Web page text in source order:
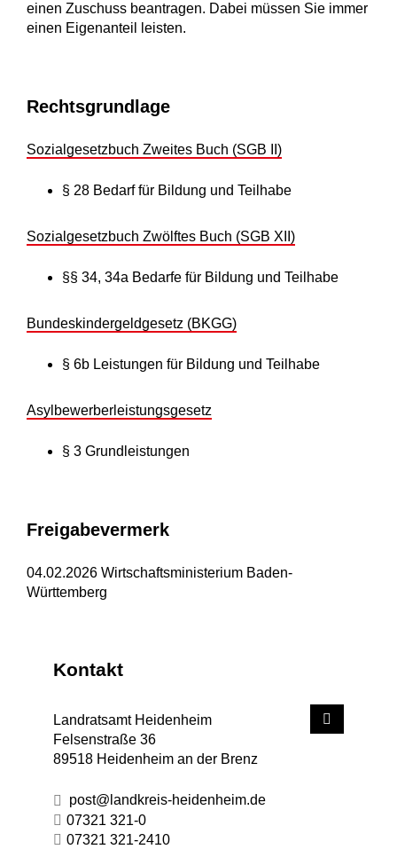
einen Zuschuss beantragen. Dabei müssen Sie immer
einen Eigenanteil leisten.
Rechtsgrundlage
Sozialgesetzbuch Zweites Buch (SGB II)
§ 28 Bedarf für Bildung und Teilhabe
Sozialgesetzbuch Zwölftes Buch (SGB XII)
§§ 34, 34a Bedarfe für Bildung und Teilhabe
Bundeskindergeldgesetz (BKGG)
§ 6b Leistungen für Bildung und Teilhabe
Asylbewerberleistungsgesetz
§ 3 Grundleistungen
Freigabevermerk
04.02.2026 Wirtschaftsministerium Baden-
Württemberg
Kontakt
Landratsamt Heidenheim
Felsenstraße 36
89518 Heidenheim an der Brenz
post@landkreis-heidenheim.de
07321 321-0
07321 321-2410